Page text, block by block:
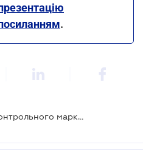
.
Рада скасувала обов’язок контрольного маркування примірників аудіовізуальних творів та комп'ютерних програм